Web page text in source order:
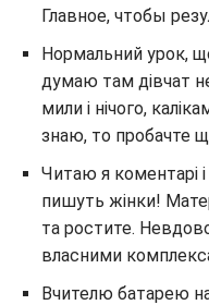
Главное, чтобы
Нормальний урок,
думаю там дівчат
мили і нічого,
знаю, то пробачте
Читаю я коментарі
пишуть жінки!
та ростите.
власними
Вчителю батарею